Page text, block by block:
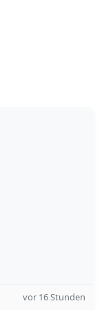
vor 16 Stunden